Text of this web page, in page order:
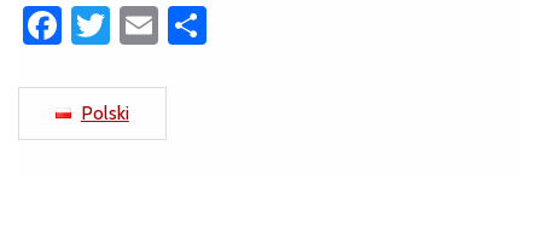
Facebook
Twitter
Email
Polski